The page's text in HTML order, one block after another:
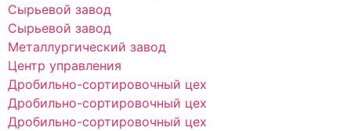
Сырьевой завод
Сырьевой завод
Металлургический завод
Центр управления
Дробильно-сортировочный цех
Дробильно-сортировочный цех
Дробильно-сортировочный цех